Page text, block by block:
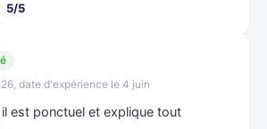
5/5
date d'expérience le 4 juin
est ponctuel et explique tout